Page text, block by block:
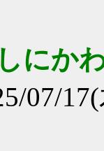
にか
07/